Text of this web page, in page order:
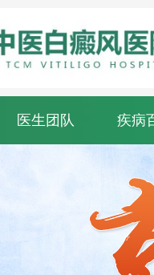
医生团队 疾病